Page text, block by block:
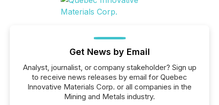
Get News by Email
Analyst, journalist, or company stakeholder? Sign up
to receive news releases by email for Quebec
Innovative Materials Corp. or all companies in the
Mining and Metals industry.